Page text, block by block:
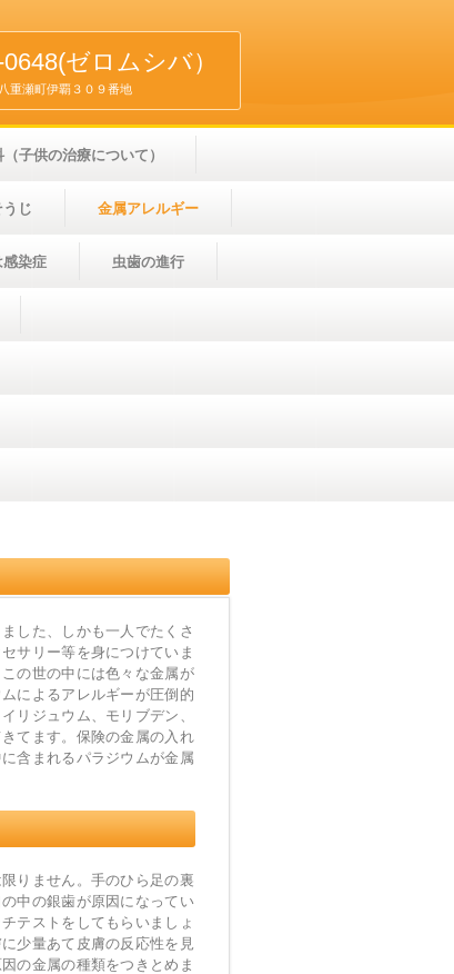
ゼロムシバ）
重瀬町伊覇３０９番地
子供の治療について）
じ 金属アレルギー
感染症 虫歯の進行
した、しかも一人でたくさ
サリー等を身につけていま
の世の中には色々な金属が
によるアレルギーが圧倒的
リジュウム、モリブデン、
てます。保険の金属の入れ
含まれるパラジウムが金属
りません。手のひら足の裏
中の銀歯が原因になってい
テストをしてもらいましょ
少量あて皮膚の反応性を見
の金属の種類をつきとめま